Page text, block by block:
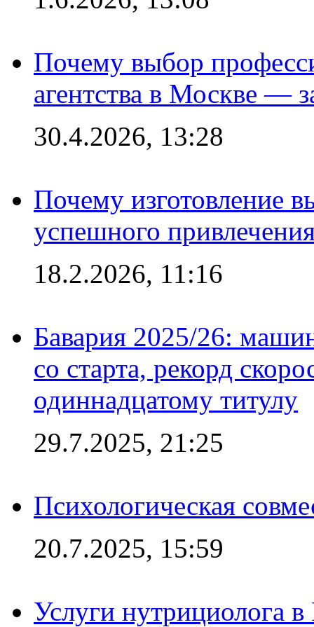
Почему выбор
агентства в Москве —
30.4.2026, 13:28
Почему изготовление
успешного
18.2.2026, 11:16
Бавария 2025/26:
со старта, рекорд
одиннадцатому титулу
29.7.2025, 21:25
Психологическая
20.7.2025, 15:59
Услуги нутрициолога